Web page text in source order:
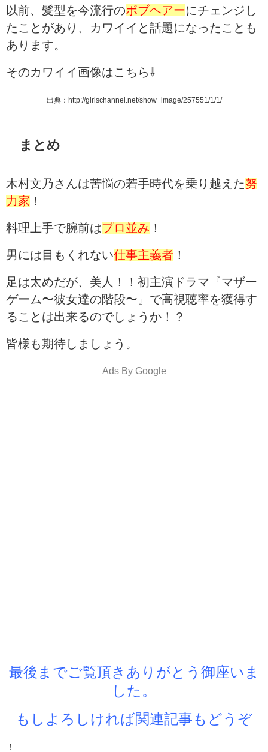
以前、髪型を今流行のボブヘアーにチェンジし
たことがあり、カワイイと話題になったことも
あります。
そのカワイイ画像はこちら⇩
出典：http://girlschannel.net/show_image/257551/1/1/
まとめ
木村文乃さんは苦悩の若手時代を乗り越えた努
力家 ！
料理上手で腕前はプロ並み ！
男には目もくれない仕事主義者 ！
足は太めだが、美人！！初主演ドラマ『マザー
ゲーム〜彼女達の階段〜』で高視聴率を獲得す
ることは出来るのでしょうか！？
皆様も期待しましょう。
Ads By Google
最後までご覧頂きありがとう御座いま
した。
もしよろしければ関連記事もどうぞ
！